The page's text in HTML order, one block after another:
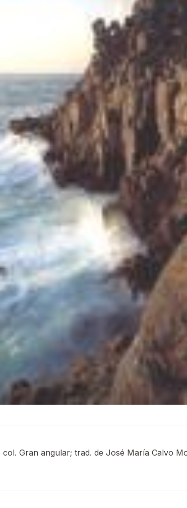
col. Gran angular; trad. de José María Calvo